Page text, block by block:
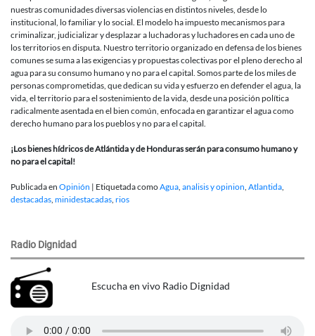
nuestras comunidades diversas violencias en distintos niveles, desde lo
institucional, lo familiar y lo social. El modelo ha impuesto mecanismos para
criminalizar, judicializar y desplazar a luchadoras y luchadores en cada uno de
los territorios en disputa. Nuestro territorio organizado en defensa de los bienes
comunes se suma a las exigencias y propuestas colectivas por el pleno derecho al
agua para su consumo humano y no para el capital. Somos parte de los miles de
personas comprometidas, que dedican su vida y esfuerzo en defender el agua, la
vida, el territorio para el sostenimiento de la vida, desde una posición política
radicalmente asentada en el bien común, enfocada en garantizar el agua como
derecho humano para los pueblos y no para el capital.
¡Los bienes hídricos de Atlántida y de Honduras serán para consumo humano y
nopara el capital!
Publicada en Opinión | Etiquetada comoAgua analisis y opinion Atlantida
destacadas minidestacadas rios
Radio Dignidad
Escucha en vivo Radio Dignidad